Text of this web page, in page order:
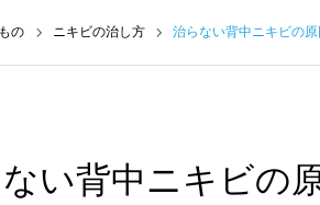
の ニキビの治し方 治らない背中ニキビの
い背中ニキビの